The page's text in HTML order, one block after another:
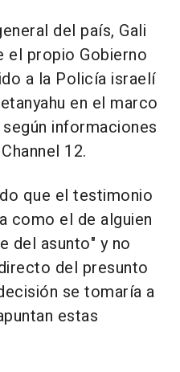
del país, Gali
el propio Gobierno
a la Policía israelí
en el marco
informaciones
12.
que el testimonio
como el de alguien
del asunto" y no
del presunto
se tomaría a
estas